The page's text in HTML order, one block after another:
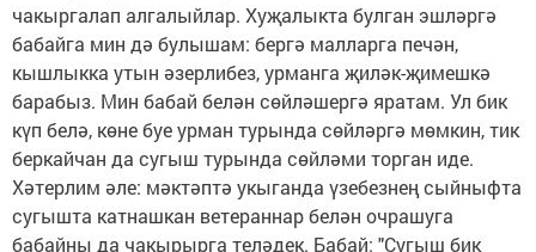
чакыргалап алгалыйлар. Хуҗалыкта бул­ган эшләргә
бабайга мин дә булышам: бергә малларга печән,
кышлыкка утын әзерлибез, урманга җиләк-җимешкә
барабыз. Мин бабай белән сөйләшергә яратам. Ул бик
күп белә, көне буе урман турында сөйләргә мөмкин, тик
беркайчан да сугыш турында сөйләми торган иде.
Хәтерлим әле: мәктәптә укыганда үзебезнең сыйныфта
сугышта катнашкан ветераннар белән очрашуга
бабайны да чакырырга теләдек. Бабай: "Сугыш бик